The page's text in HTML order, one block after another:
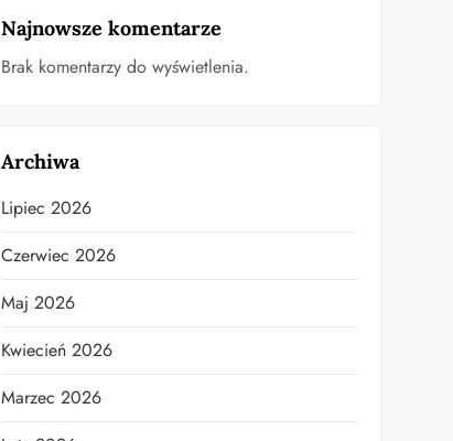
Najnowsze komentarze
Brak komentarzy do wyświetlenia.
Archiwa
Lipiec 2026
Czerwiec 2026
Maj 2026
Kwiecień 2026
Marzec 2026